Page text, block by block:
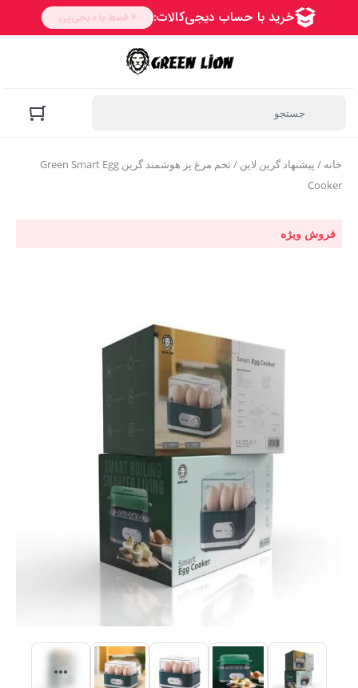
خانه / پیشنهاد گرین لاین
/ تخم مرغ پز هوشمند گرین Green Smart Egg
Cooker
فروش ویژه